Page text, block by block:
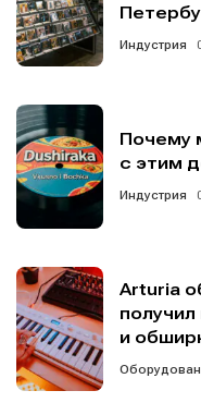
Индустрия
Почему
с этим
Индустрия
Arturia
и